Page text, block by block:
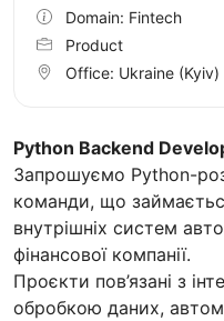
Python Backend
Запрошуємо Python-
команди, що
внутрішніх систем
фінансової компанії.
Проєкти пов’язані з
обробкою даних,
Domain: Fintech
Product
Office: Ukraine (Kyiv)